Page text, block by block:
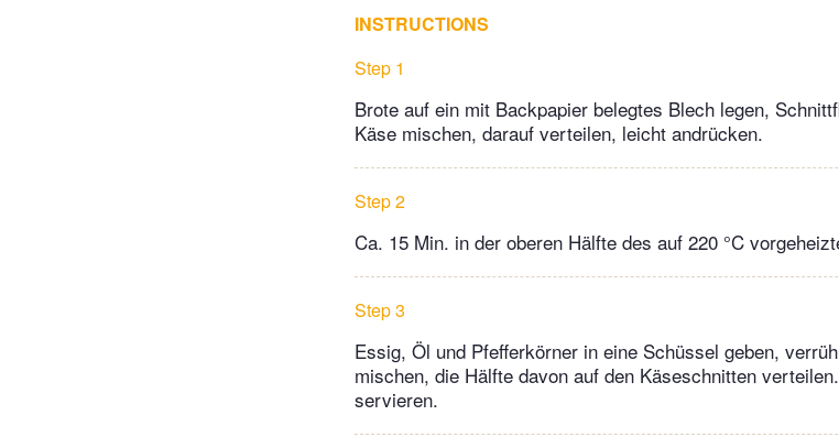
INSTRUCTIONS
Step 1
Brote auf ein mit Backpapier belegtes Blech legen,
Käse mischen, darauf verteilen, leicht andrücken.
Step 2
Ca. 15 Min. in der oberen Hälfte des auf 220 °C
Step 3
Essig, Öl und Pfefferkörner in eine Schüssel geben,
mischen, die Hälfte davon auf den Käseschnitten
servieren.